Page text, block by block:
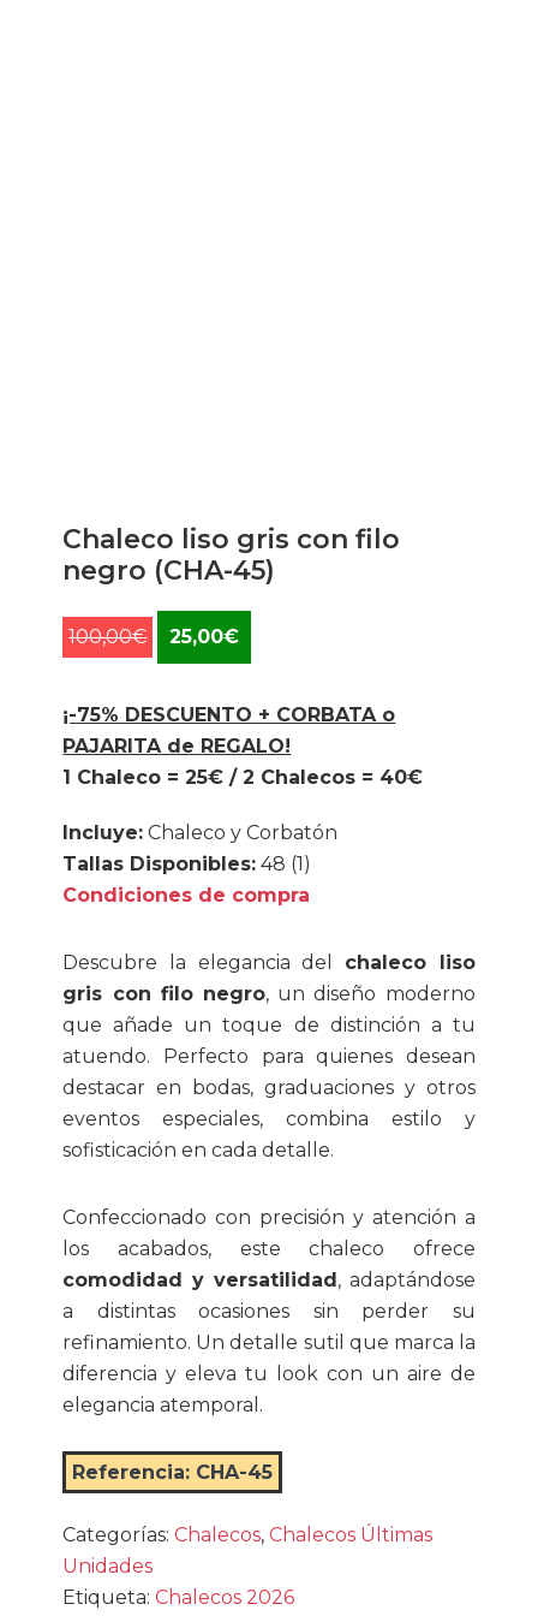
Chaleco liso gris con filo
negro (CHA-45)
100,00€
El
precio
era:
100,00€.
25,00€
es:
25,00€.
¡-75% DESCUENTO + CORBATA o
PAJARITA de REGALO!
1 Chaleco = 25€ / 2 Chalecos = 40€
Incluye: Chaleco y Corbatón
Tallas Disponibles: 48 (1)
Condiciones de compra
Descubre la elegancia del chaleco liso
gris con filo negro, un diseño moderno
que añade un toque de distinción a tu
atuendo. Perfecto para quienes desean
destacar en bodas, graduaciones y otros
eventos especiales, combina estilo y
sofisticación en cada detalle.
Confeccionado con precisión y atención a
los acabados, este chaleco ofrece
comodidad y versatilidad , adaptándose
a distintas ocasiones sin perder su
refinamiento. Un detalle sutil que marca la
diferencia y eleva tu look con un aire de
elegancia atemporal.
Referencia: CHA-45
Categorías:Chalecos,Chalecos Últimas
Unidades
Etiqueta:Chalecos 2026